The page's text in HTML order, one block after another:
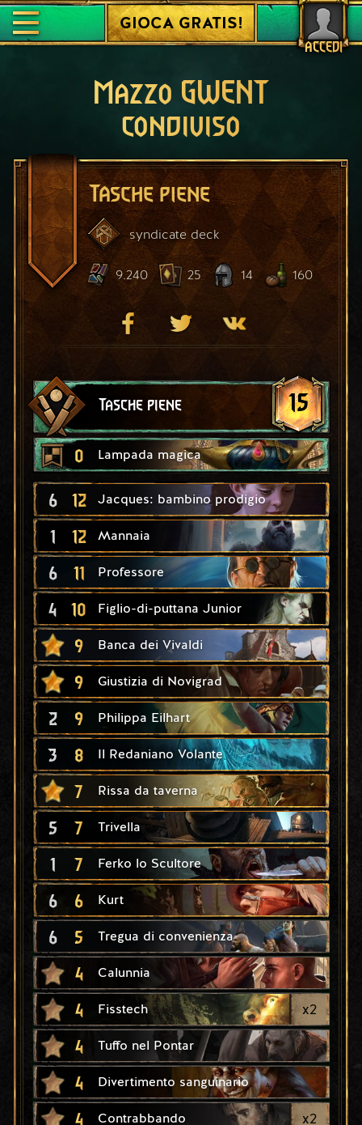
ACCEDI
GIOCA GRATIS!
Mazzo GWENT
condiviso
Tasche piene
syndicate deck
9.240 25 14 160
Tasche piene 15
0 Lampada magica
6 12 Jacques: bambino prodigio
1 12 Mannaia
6 11 Professore
4 10 Figlio-di-puttana Junior
9 Banca dei Vivaldi
9 Giustizia di Novigrad
2 9 Philippa Eilhart
3 8 Il Redaniano Volante
7 Rissa da taverna
5 7 Trivella
1 7 Ferko lo Scultore
6 6 Kurt
6 5 Tregua di convenienza
4 Calunnia
4 Fisstech x2
4 Tuffo nel Pontar
4 Divertimento sanguinario
4 Contrabbando x2